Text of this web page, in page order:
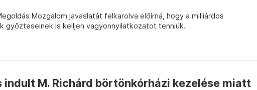
Mozgalom javaslatát felkarolva előírná, hogy a milliárdos
győzteseinek is kelljen vagyonnyilatkozatot tenniük.
indult M. Richárd börtönkórházi kezelése miatt